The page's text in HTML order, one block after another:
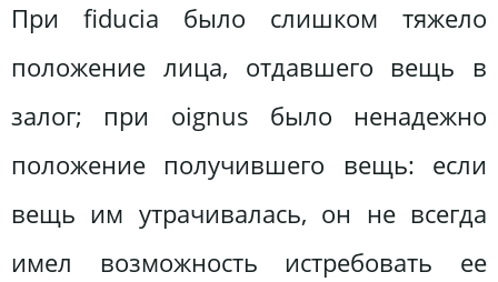
При fiducia было слишком тяжело
положение лица, отдавшего вещь в
залог; при oignus было ненадежно
положение получившего вещь: если
вещь им утрачивалась, он не всегда
имел возможность истребовать ее